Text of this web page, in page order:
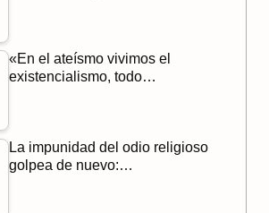
a p
«En el ateísmo vivimos el
existencialismo, todo…
La impunidad del odio religioso
golpea de nuevo:…